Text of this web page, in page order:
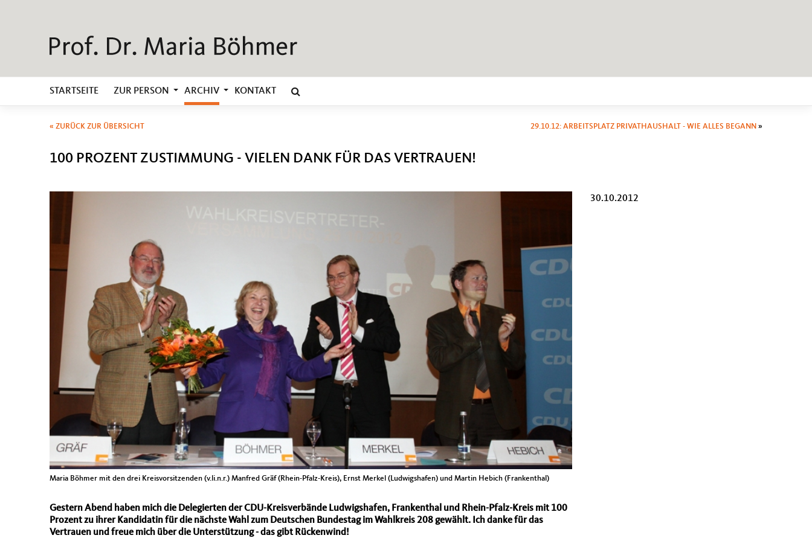
STARTSEITE ZUR PERSON ARCHIV KONTAKT
« ZURÜCK ZUR ÜBERSICHT 29.10.12: ARBEITSPLATZ PRIVATHAUSHALT - WIE ALLES BEGANN »
100 PROZENT ZUSTIMMUNG - VIELEN DANK FÜR DAS VERTRAUEN!
Maria Böhmer mit den drei Kreisvorsitzenden (v.li.n.r.) Manfred Gräf (Rhein-Pfalz-Kreis), Ernst Merkel (Ludwigshafen) und Martin Hebich (Frankenthal)
Gestern Abend haben mich die Delegierten der CDU-Kreisverbände Ludwigshafen, Frankenthal und Rhein-Pfalz-Kreis mit 100
Prozent zu ihrer Kandidatin für die nächste Wahl zum Deutschen Bundestag im Wahlkreis 208 gewählt. Ich danke für das
Vertrauen und freue mich über die Unterstützung - das gibt Rückenwind!
30.10.2012